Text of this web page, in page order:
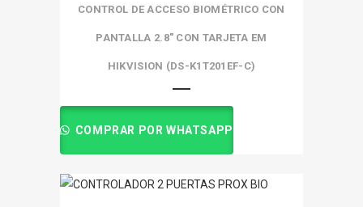
CONTROL DE ACCESO BIOMÉTRICO CON
PANTALLA 2.8″ CON TARJETA EM
HIKVISION (DS-K1T201EF-C)
COMPRAR POR WHATSAPP